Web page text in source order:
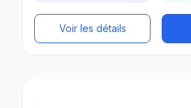
Voir les détails